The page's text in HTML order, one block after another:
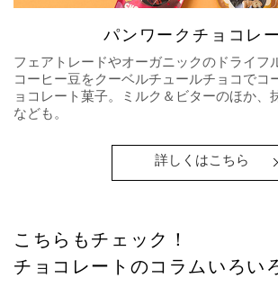
パンワークチョコレ
フェアトレードやオーガニックのドライフ
コーヒー豆をクーベルチュールチョコでコ
ョコレート菓子。ミルク＆ビターのほか、
なども。
詳しくはこちら
こちらもチェック！
チョコレートのコラムいろい